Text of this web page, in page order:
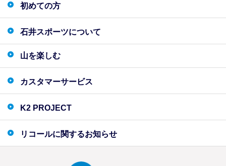
初めての方
石井スポーツについて
山を楽しむ
カスタマーサービス
K2 PROJECT
リコールに関するお知らせ